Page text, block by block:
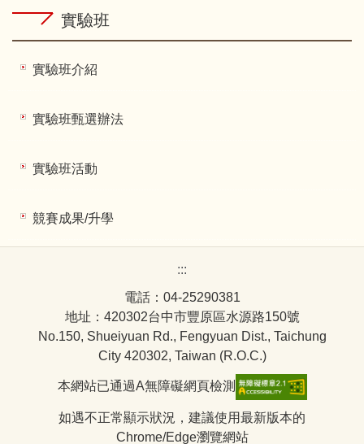
實驗班
實驗班介紹
實驗班甄選辦法
實驗班活動
競賽成果/升學
:::
電話：04-25290381
地址：420302台中市豐原區水源路150號
No.150, Shueiyuan Rd., Fengyuan Dist., Taichung
City 420302, Taiwan (R.O.C.)
本網站已通過A無障礙網頁檢測
如遇不正常顯示狀況，建議使用最新版本的
Chrome/Edge瀏覽網站